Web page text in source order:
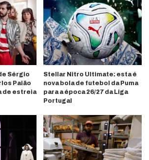
Sérgio
Paião
de estreia
Stellar Nitro Ultimate: esta é
nova bola de futebol da Puma
para a época 26/27 da Liga
Portugal